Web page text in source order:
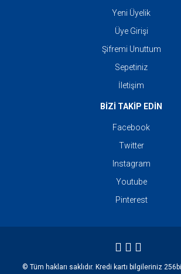
Yeni Üyelik
Üye Girişi
Şifremi Unuttum
Sepetiniz
İletişim
BİZİ TAKİP EDİN
Facebook
Twitter
Instagram
Youtube
Pinterest
© Tüm hakları saklıdır. Kredi kartı bilgileriniz